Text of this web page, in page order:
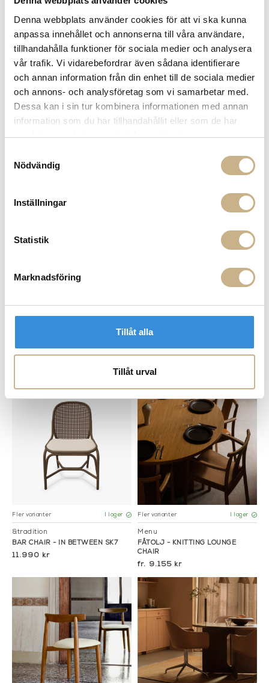
Denna webbplats använder cookies för att vi ska kunna
anpassa innehållet och annonserna till våra användare,
tillhandahålla funktioner för sociala medier och analysera
vår trafik. Vi vidarebefordrar även sådana identifierare
och annan information från din enhet till de sociala medier
och annons- och analysföretag som vi samarbetar med.
Dessa kan i sin tur kombinera informationen med annan
information som du har tillhandahållit eller som de har
samlat in när du har använt deras tjänster.
Nödvändig
Inställningar
Statistik
Marknadsföring
Tillåt alla
Tillåt urval
BAR CHAIR - IN BETWEEN SK7
8.000 kr 11.300 kr
Fler varianter I lager
I lager
&tradition
Molteni
Fler varianter I lager
&tradition
BAR CHAIR - IN BETWEEN SK7
11.990 kr
Fler varianter I lager
Menu
FÅTÖLJ - KNITTING LOUNGE
CHAIR
9.155 kr